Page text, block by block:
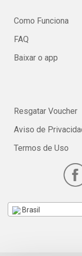
Como Funciona
FAQ
Baixar o app
Resgatar Voucher
Aviso de
Termos de Uso
Brasil